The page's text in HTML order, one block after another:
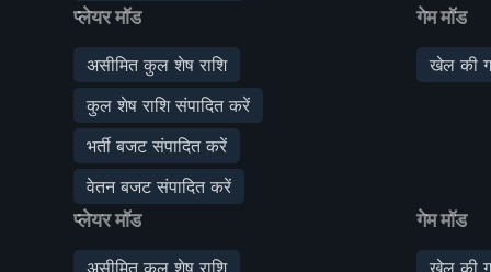
प्लेयर मॉड
असीमित कुल शेष राशि
कुल शेष राशि संपादित करें
भर्ती बजट संपादित करें
वेतन बजट संपादित करें
गेम मॉड
खेल की
प्लेयर मॉड
असीमित कुल शेष राशि
गेम मॉड
खेल की